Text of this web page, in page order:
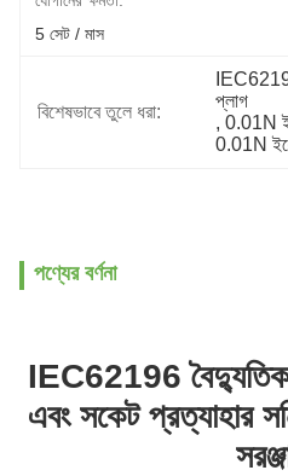
5 সেট / মাস
বিশেষভাবে তুলে ধরা:
প্লাগ
, 0.01N
0.01N
পণ্যের বর্ণনা
IEC62196 বৈদ্যুতিক
এবং সকেট প্রত্যাহার